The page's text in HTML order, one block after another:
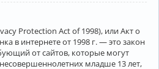
Protection Act of 1998), или Акт о
в интернете от 1998 г. — это закон
от сайтов, которые могут
младше 13 лет,